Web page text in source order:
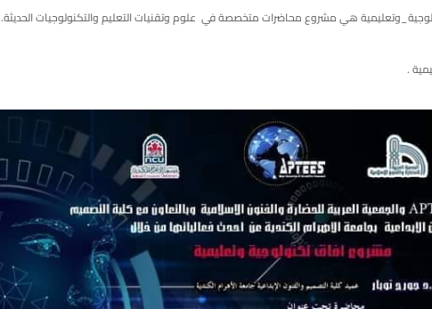
هي مشروع محاضرات متخصصة في علوم وتقنيات التعليم والتكنولوجيات الحديثة.
​‏.